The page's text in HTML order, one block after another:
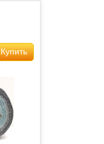
Купить